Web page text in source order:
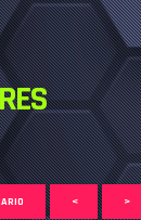
< >